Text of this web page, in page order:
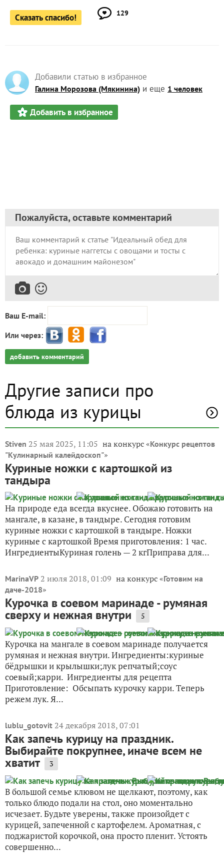
Сказать спасибо! 129
Добавили статью в избранное
Галина Морозова (Мякинина) и еще 1 человек
Добавить в избранное
Пожалуйста, оставьте комментарий
Ваш E-mail:
Или через:
добавить комментарий
Другие записи про
блюда из курицы
Stiven 25 мая 2025, 11:05 на конкурс «Конкурс рецептов
"Кулинарный калейдоскоп"»
Куриные ножки с картошкой из
тандыра
На природе еда всегда вкуснее. Обожаю готовить на
мангале, в казане, в тандыре. Сегодня готовим
куриные ножки с картошкой в тандыре. Ножки
куриные с картошкой Время приготовления: 1 час.
ИнгредиентыКуриная голень — 2 кгПриправа для...
MarinaVP 2 июля 2018, 01:09 на конкурс «Готовим на
даче-2018»
Курочка в соевом маринаде - румяная
сверху и нежная внутри 5
Курочка на мангале в соевом маринаде получается
румяная и нежная внутри. Ингредиенты:куриные
бёдрышки и крылышки;лук репчатый;соус
соевый;карри. Ингредиенты для рецепта
Приготовление: Обсыпать курочку карри. Теперь
режем лук. Я...
lublu_gotovit 24 декабря 2018, 07:01
Как запечь курицу на праздник.
Выбирайте покрупнее, иначе всем не
хватит 3
В большой семье клювом не щелкают, поэтому, как
только блюдо подали на стол, оно моментально
исчезает. Будьте уверены, также произойдет с
курицей, запеченной с картофелем. Ароматная, с
поджаристой корочкой, она просто пленит. Устоять
совершенно...